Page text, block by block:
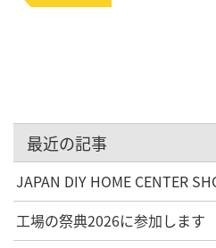
最近の記事
JAPAN DIY HOME CENTER
工場の祭典2026に参加します